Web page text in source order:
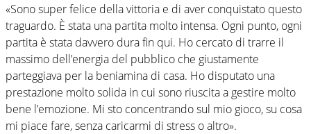
«Sono super felice della vittoria e di aver conquistato questo
traguardo. È stata una partita molto intensa. Ogni punto, ogni
partita è stata davvero dura fin qui. Ho cercato di trarre il
massimo dell’energia del pubblico che giustamente
parteggiava per la beniamina di casa. Ho disputato una
prestazione molto solida in cui sono riuscita a gestire molto
bene l’emozione. Mi sto concentrando sul mio gioco, su cosa
mi piace fare, senza caricarmi di stress o altro».